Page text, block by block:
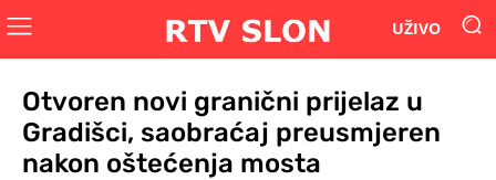
UŽIVO
Otvoren novi granični prijelaz u
Gradišci, saobraćaj preusmjeren
nakon oštećenja mosta